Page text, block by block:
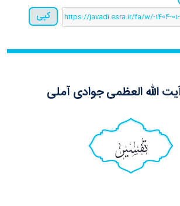
کپی
الله العظمی جوادی آملی
تفسیر